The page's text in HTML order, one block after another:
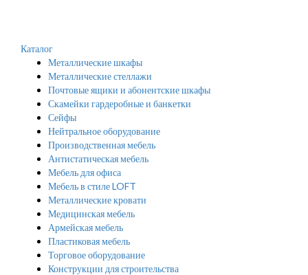
Каталог
Металлические шкафы
Металлические стеллажи
Почтовые ящики и абонентские шкафы
Скамейки гардеробные и банкетки
Сейфы
Нейтральное оборудование
Производственная мебель
Антистатическая мебель
Мебель для офиса
Мебель в стиле LOFT
Металлические кровати
Медицинская мебель
Армейская мебель
Пластиковая мебель
Торговое оборудование
Конструкции для строительства